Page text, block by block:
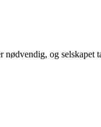
og selskapet